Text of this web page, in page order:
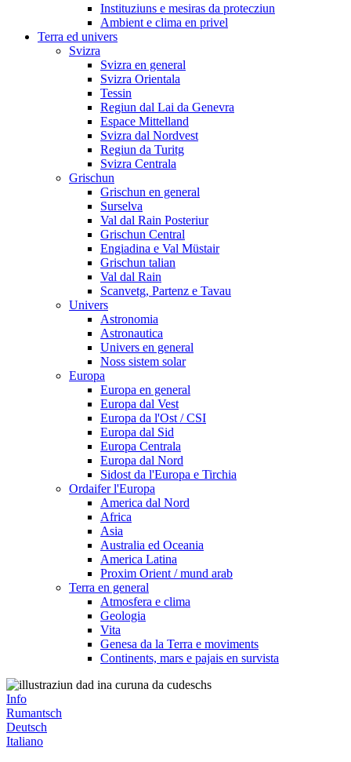
Instituziuns e mesiras da protecziun
Ambient e clima en privel
Terra ed univers
Svizra
Svizra en general
Svizra Orientala
Tessin
Regiun dal Lai da Genevra
Espace Mittelland
Svizra dal Nordvest
Regiun da Turitg
Svizra Centrala
Grischun
Grischun en general
Surselva
Val dal Rain Posteriur
Grischun Central
Engiadina e Val Müstair
Grischun talian
Val dal Rain
Scanvetg, Partenz e Tavau
Univers
Astronomia
Astronautica
Univers en general
Noss sistem solar
Europa
Europa en general
Europa dal Vest
Europa da l'Ost / CSI
Europa dal Sid
Europa Centrala
Europa dal Nord
Sidost da l'Europa e Tirchia
Ordaifer l'Europa
America dal Nord
Africa
Asia
Australia ed Oceania
America Latina
Proxim Orient / mund arab
Terra en general
Atmosfera e clima
Geologia
Vita
Genesa da la Terra e moviments
Continents, mars e pajais en survista
Info
Rumantsch
Deutsch
Italiano